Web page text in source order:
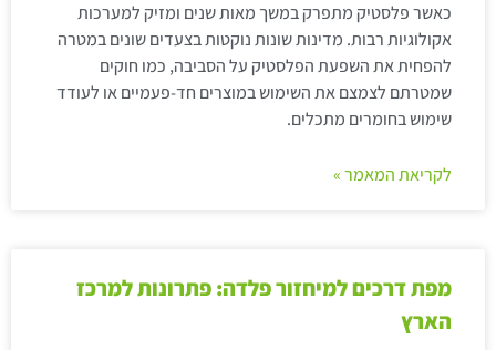
כאשר פלסטיק מתפרק במשך מאות שנים ומזיק למערכות
אקולוגיות רבות. מדינות שונות נוקטות בצעדים שונים במטרה
להפחית את השפעת הפלסטיק על הסביבה, כמו חוקים
שמטרתם לצמצם את השימוש במוצרים חד-פעמיים או לעודד
שימוש בחומרים מתכלים.
לקריאת המאמר »
מפת דרכים למיחזור פלדה: פתרונות למרכז
הארץ